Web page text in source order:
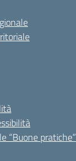
“Buone pratiche”